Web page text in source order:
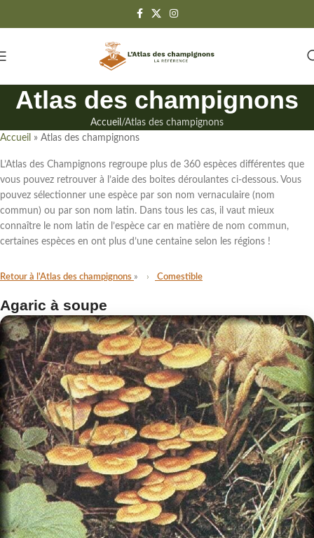
Atlas des champignons
Accueil Atlas des champignons
Accueil » Atlas des champignons
L’Atlas des Champignons regroupe plus de 360 espèces différentes que
vous pouvez retrouver à l’aide des boites déroulantes ci-dessous. Vous
pouvez sélectionner une espèce par son nom vernaculaire (nom
commun) ou par son nom latin. Dans tous les cas, il vaut mieux
connaître le nom latin de l’espèce car en matière de nom commun,
certaines espèces en ont plus d’une centaine selon les régions !
Retour à l'Atlas des champignons Comestible
Agaric à soupe